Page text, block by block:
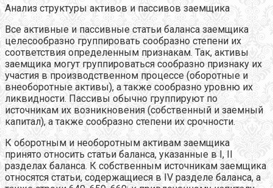
Анализ структуры активов и пассивов заемщика
Все активные и пассивные статьи баланса заемщика
целесообразно группировать сообразно степени их
соответствия определенным признакам. Так, активы
заемщика могут группироваться сообразно признаку их
участия в производственном процессе (оборотные и
внеоборотные активы), а также сообразно уровню их
ликвидности. Пассивы обычно группируют по
источникам их возникновения (собственный и заемный
капитал), а также сообразно степени их срочности.
К оборотным и необоротным активам заемщика
принято относить статьи баланса, указанные в I, II
разделах баланса. К собственным источникам заемщика
относятся статьи, содержащиеся в IV разделе баланса, а